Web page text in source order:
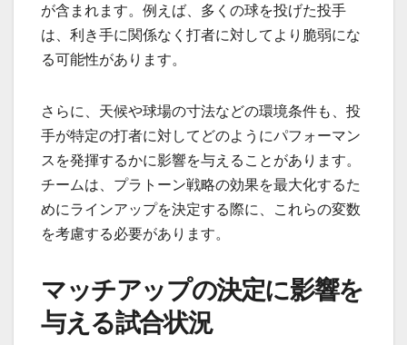
が含まれます。例えば、多くの球を投げた投手
は、利き手に関係なく打者に対してより脆弱にな
る可能性があります。
さらに、天候や球場の寸法などの環境条件も、投
手が特定の打者に対してどのようにパフォーマン
スを発揮するかに影響を与えることがあります。
チームは、プラトーン戦略の効果を最大化するた
めにラインアップを決定する際に、これらの変数
を考慮する必要があります。
マッチアップの決定に影響を
与える試合状況